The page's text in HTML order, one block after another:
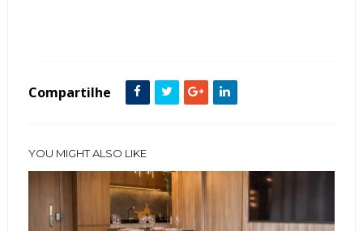
Compartilhe
YOU MIGHT ALSO LIKE